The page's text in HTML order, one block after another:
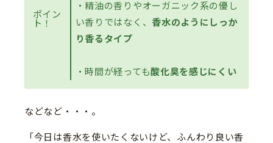
ポイン
ト！
・精油の香りやオーガニック系の優し
い香りではなく、 香水のようにしっか
り香るタイプ
・時間が経っても酸化臭を感じにくい
などなど・・・。
「今日は香水を使いたくないけど、ふんわり良い香